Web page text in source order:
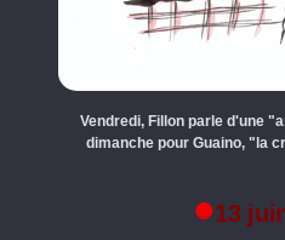
Vendredi, Fillon parle d'une
dimanche pour Guaino, "la
13